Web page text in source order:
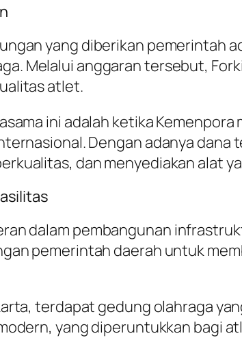
yang diberikan pemerintah
Melalui anggaran tersebut,
atlet.
ini adalah ketika
Dengan adanya
dan menyediakan alat
dalam pembangunan
pemerintah daerah untuk
terdapat gedung olahraga
yang diperuntukkan bagi